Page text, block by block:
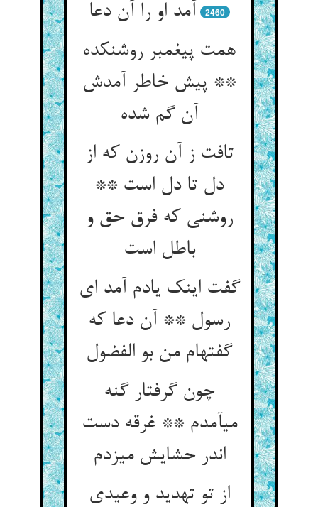
آمد او را آن دعا
2460
همت پیغمبر روشن‏کده
** پیش خاطر آمدش
آن گم شده‏
تافت ز آن روزن که از
دل تا دل است **
روشنی که فرق حق و
باطل است‏
گفت اینک یادم آمد ای
رسول ** آن دعا که
گفته‏ام من بو الفضول‏
چون گرفتار گنه
می‏آمدم ** غرقه دست
اندر حشایش می‏زدم‏
از تو تهدید و وعیدی